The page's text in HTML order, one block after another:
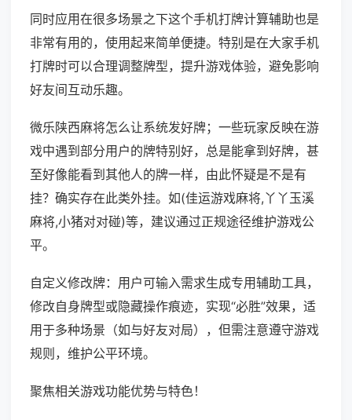
同时应用在很多场景之下这个手机打牌计算辅助也是
非常有用的，使用起来简单便捷。特别是在大家手机
打牌时可以合理调整牌型，提升游戏体验，避免影响
好友间互动乐趣。
微乐陕西麻将怎么让系统发好牌；一些玩家反映在游
戏中遇到部分用户的牌特别好，总是能拿到好牌，甚
至好像能看到其他人的牌一样，由此怀疑是不是有
挂？确实存在此类外挂。如(佳运游戏麻将,丫丫玉溪
麻将,小猪对对碰)等，建议通过正规途径维护游戏公
平。
自定义修改牌：用户可输入需求生成专用辅助工具，
修改自身牌型或隐藏操作痕迹，实现“必胜”效果，适
用于多种场景（如与好友对局），但需注意遵守游戏
规则，维护公平环境。
聚焦相关游戏功能优势与特色！